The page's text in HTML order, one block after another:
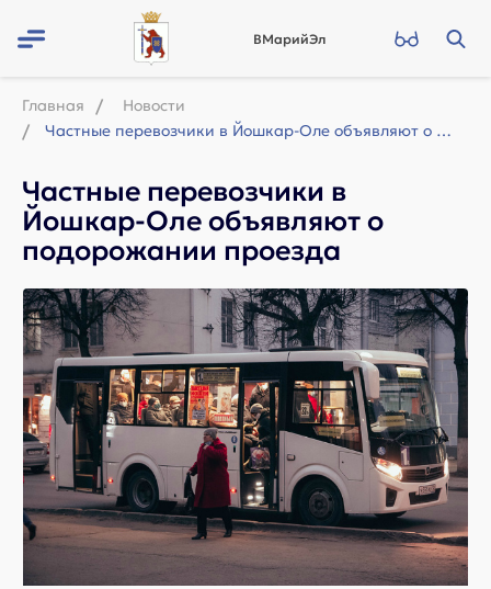
ВМарийЭл
Главная
Новости
Частные перевозчики в Йошкар-Оле объявляют о подорожании проезда
Частные перевозчики в
Йошкар-Оле объявляют о
подорожании проезда